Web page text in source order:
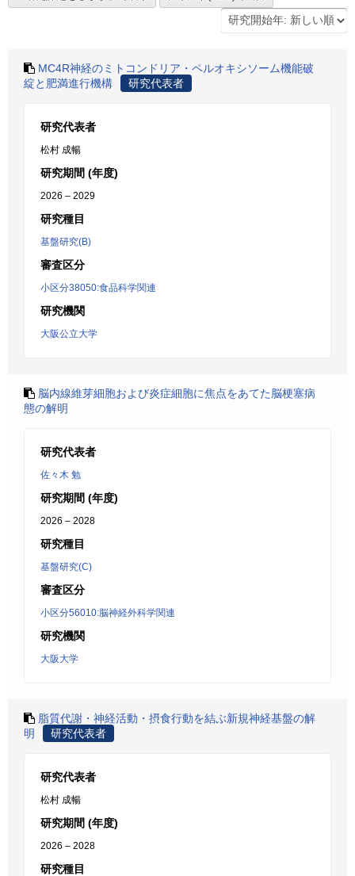
MC4R神経のミトコンドリア・ペルオキシソーム機能破
綻と肥満進行機構
研究代表者
研究代表者
松村 成暢
研究期間 (年度)
2026 – 2029
研究種目
基盤研究(B)
審査区分
小区分38050:食品科学関連
研究機関
大阪公立大学
脳内線維芽細胞および炎症細胞に焦点をあてた脳梗塞病
態の解明
研究代表者
佐々木 勉
研究期間 (年度)
2026 – 2028
研究種目
基盤研究(C)
審査区分
小区分56010:脳神経外科学関連
研究機関
大阪大学
脂質代謝・神経活動・摂食行動を結ぶ新規神経基盤の解
明
研究代表者
研究代表者
松村 成暢
研究期間 (年度)
2026 – 2028
研究種目